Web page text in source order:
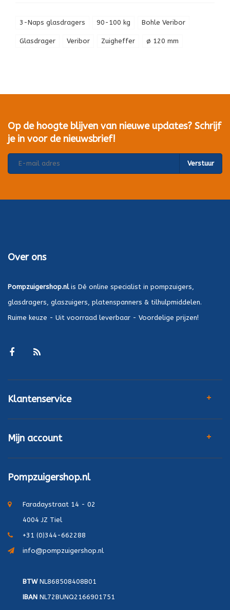
3-Naps glasdragers 90-100 kg Bohle Veribor
Glasdrager Veribor Zuigheffer ø 120 mm
Op de hoogte blijven van nieuwe updates? Schrijf
je in voor de nieuwsbrief!
Verstuur
Over ons
Pompzuigershop.nlis Dé online specialist in pompzuigers,
glasdragers, glaszuigers, platenspanners & tilhulpmiddelen.
Ruime keuze - Uit voorraad leverbaar - Voordelige prijzen!
Klantenservice
Mijn account
Pompzuigershop.nl
Faradaystraat 14 - 02
4004 JZ Tiel
+31 (0)344-662288
info@pompzuigershop.nl
BTWNL868508408B01
IBAN NL72BUNQ2166901751